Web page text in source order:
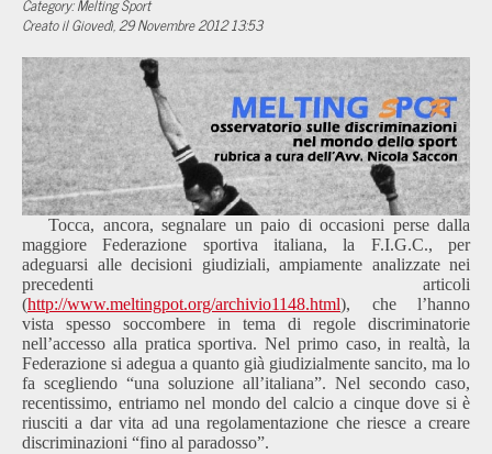
Category: Melting Sport
Creato il Giovedì, 29 Novembre 2012 13:53
Tocca, ancora, segnalare un paio di occasioni perse dalla
maggiore Federazione sportiva italiana, la F.I.G.C., per
adeguarsi alle decisioni giudiziali, ampiamente analizzate nei
precedenti articoli
(http://www.meltingpot.org/archivio1148.html), che l’hanno
vista spesso soccombere in tema di regole discriminatorie
nell’accesso alla pratica sportiva. Nel primo caso, in realtà, la
Federazione si adegua a quanto già giudizialmente sancito, ma lo
fa scegliendo “una soluzione all’italiana”. Nel secondo caso,
recentissimo, entriamo nel mondo del calcio a cinque dove si è
riusciti a dar vita ad una regolamentazione che riesce a creare
discriminazioni “fino al paradosso”.